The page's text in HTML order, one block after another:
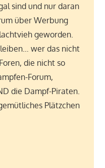
sind und nur daran
über Werbung
geworden.
wer das nicht
die nicht so
Forum,
die Dampf-Piraten.
Plätzchen